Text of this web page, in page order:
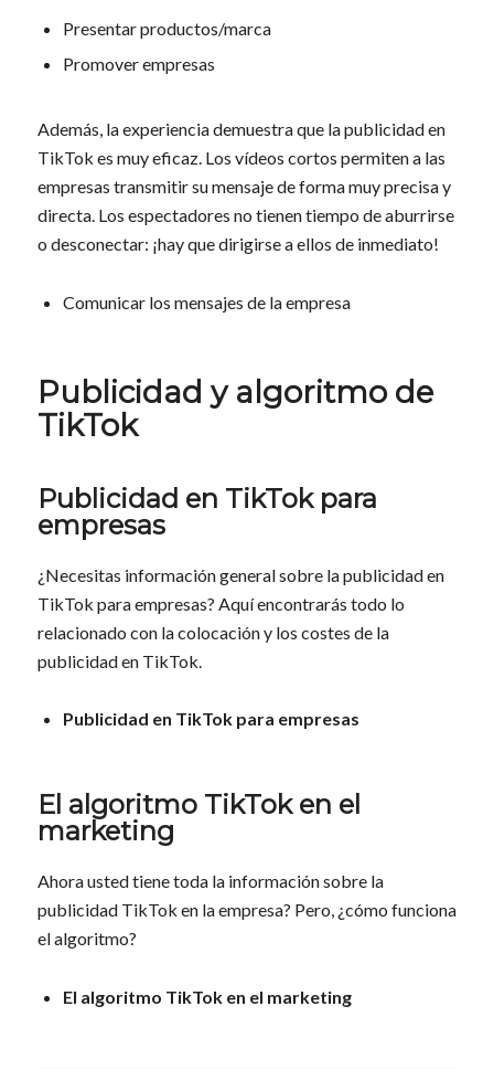
Presentar productos/marca
Promover empresas
Además, la experiencia demuestra que la publicidad en
TikTok es muy eficaz. Los vídeos cortos permiten a las
empresas transmitir su mensaje de forma muy precisa y
directa. Los espectadores no tienen tiempo de aburrirse
o desconectar: ¡hay que dirigirse a ellos de inmediato!
Comunicar los mensajes de la empresa
Publicidad y algoritmo de
TikTok
Publicidad en TikTok para
empresas
¿Necesitas información general sobre la publicidad en
TikTok para empresas? Aquí encontrarás todo lo
relacionado con la colocación y los costes de la
publicidad en TikTok.
Publicidad en TikTok para empresas
El algoritmo TikTok en el
marketing
Ahora usted tiene toda la información sobre la
publicidad TikTok en la empresa? Pero, ¿cómo funciona
el algoritmo?
El algoritmo TikTok en el marketing